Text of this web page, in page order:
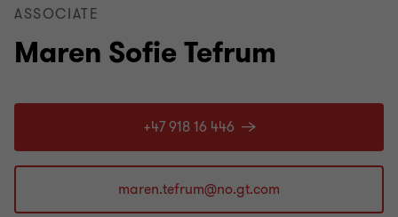
Maren Sofie Tefrum
ASSOCIATE
+47 918 16 446